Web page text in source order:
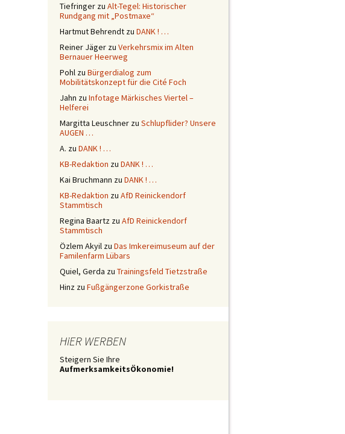
Tiefringer zu Alt-Tegel: Historischer
Rundgang mit „Postmaxe“
Hartmut Behrendt zu DANK ! …
Reiner Jäger zu Verkehrsmix im Alten
Bernauer Heerweg
Pohl zu Bürgerdialog zum
Mobilitätskonzept für die Cité Foch
Jahn zu Infotage Märkisches Viertel –
Helferei
Margitta Leuschner zu Schlupflider? Unsere
AUGEN …
A. zu DANK ! …
KB-Redaktion zu DANK ! …
Kai Bruchmann zu DANK ! …
KB-Redaktion zu AfD Reinickendorf
Stammtisch
Regina Baartz zu AfD Reinickendorf
Stammtisch
Özlem Akyil zu Das Imkereimuseum auf der
Familenfarm Lübars
Quiel, Gerda zu Trainingsfeld Tietzstraße
Hinz zu Fußgängerzone Gorkistraße
HiER WERBEN
Steigern Sie Ihre
AufmerksamkeitsÖkonomie!